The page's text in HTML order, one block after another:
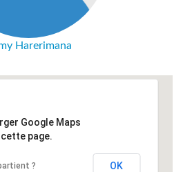
Harerimana
Google Maps
page.
? OK